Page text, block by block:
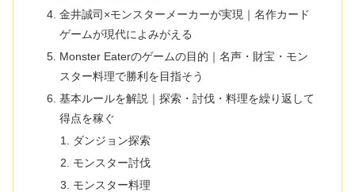
金井誠司×モンスターメーカーが実現｜名作カード
ゲームが現代によみがえる
Monster Eaterのゲームの目的｜名声・財宝・モン
スター料理で勝利を目指そう
基本ルールを解説｜探索・討伐・料理を繰り返して
得点を稼ぐ
ダンジョン探索
モンスター討伐
モンスター料理